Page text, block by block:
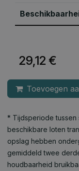
29,12 €
Toevoegen
* Tijdsperiode tussen
beschikbare loten
opslag hebben
gemiddeld twee
houdbaarheid